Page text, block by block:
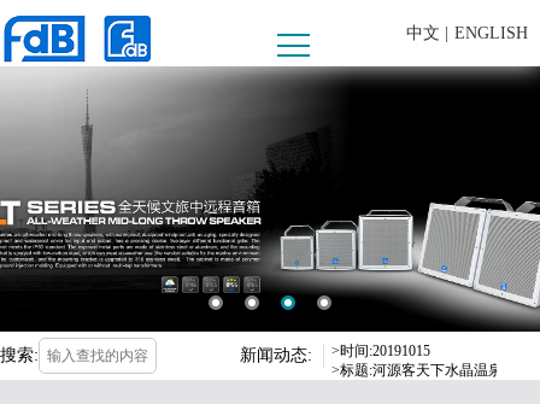
中文 | ENGLISH
搜索: 新闻动态:
>时间:20190625
>标题:FDB AUDIO助阵第十七
>时间:2019-09-16
>标题:fdB爱高音响惊喜亮相，
>时间:2019-03-18
>标题:fdB爱高音响获“2018年
>时间:20191015
>标题:河源客天下水晶温泉国际